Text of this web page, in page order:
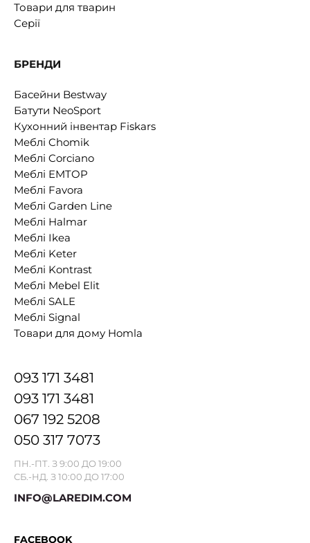
Товари для тварин
Серії
БРЕНДИ
Басейни Bestway
Батути NeoSport
Кухонний інвентар Fiskars
Меблі Chomik
Меблі Corciano
Меблі EMTOP
Меблі Favora
Меблі Garden Line
Меблі Halmar
Меблі Ikea
Меблі Keter
Меблі Kontrast
Меблі Mebel Elit
Меблі SALE
Меблі Signal
Товари для дому Homla
093 171 3481
093 171 3481
067 192 5208
050 317 7073
ПН.-ПТ. З 9:00 ДО 19:00
СБ.-НД. З 10:00 ДО 17:00
INFO@LAREDIM.COM
FACEBOOK